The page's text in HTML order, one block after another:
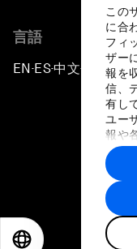
この
に合
フィ
ザー
報を
信、
有し
ユー
報や
に収
トナ
す。
言語
EN ▪ES▪中文▪ 日本語
プライ
©